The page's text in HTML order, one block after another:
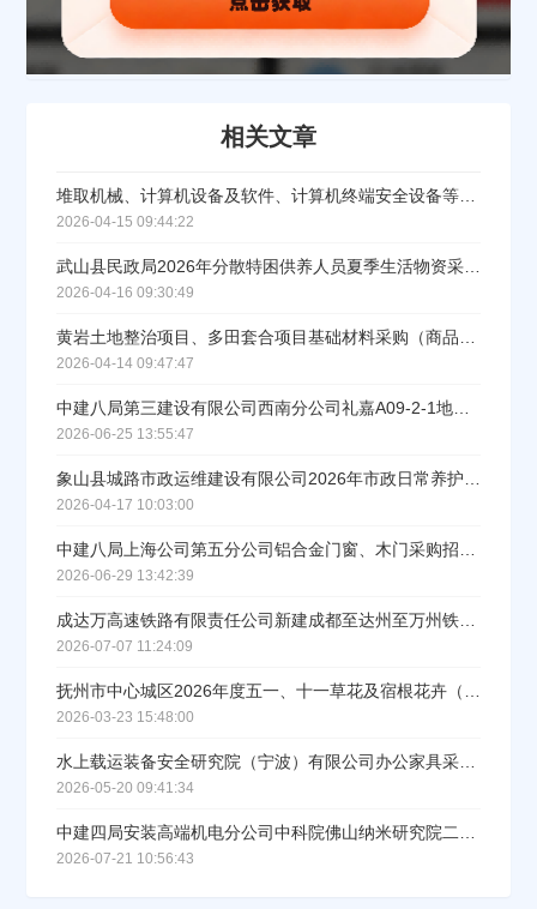
相关文章
堆取机械、计算机设备及软件、计算机终端安全设备等物资采购项目(二次)招标公告
2026-04-15 09:44:22
武山县民政局2026年分散特困供养人员夏季生活物资采购项目招标公告
2026-04-16 09:30:49
黄岩土地整治项目、多田套合项目基础材料采购（商品混凝土）采购项目招标公告
2026-04-14 09:47:47
中建八局第三建设有限公司西南分公司礼嘉A09-2-1地块产业大厦建设项目蒸压砂加气混凝土砌块采购招标公告
2026-06-25 13:55:47
象山县城路市政运维建设有限公司2026年市政日常养护材料井盖管道采购项目招标公告
2026-04-17 10:03:00
中建八局上海公司第五分公司铝合金门窗、木门采购招标公告
2026-06-29 13:42:39
成达万高速铁路有限责任公司新建成都至达州至万州铁路建管甲供物资第十三批次上承式梁端伸缩装置招标公告
2026-07-07 11:24:09
抚州市中心城区2026年度五一、十一草花及宿根花卉（含草花专用物资）采购项目
2026-03-23 15:48:00
水上载运装备安全研究院（宁波）有限公司办公家具采购项目招标公告
2026-05-20 09:41:34
中建四局安装高端机电分公司中科院佛山纳米研究院二期洁净系统抗震支吊架采购公告
2026-07-21 10:56:43